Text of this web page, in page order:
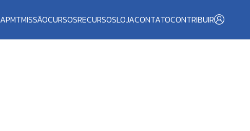
APMTMISSÃOCURSOSRECURSOSLOJACONTATOCONTRIBUIR